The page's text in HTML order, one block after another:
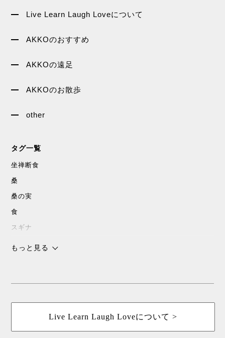
Live Learn Laugh Loveについて
AKKOのおすすめ
AKKOの遠足
AKKOのお散歩
other
タグ一覧
坐禅断食
桑
桑の実
食
スギナ
沖縄
浜比嘉島
もっと見る
Live Learn Laugh Loveについて >